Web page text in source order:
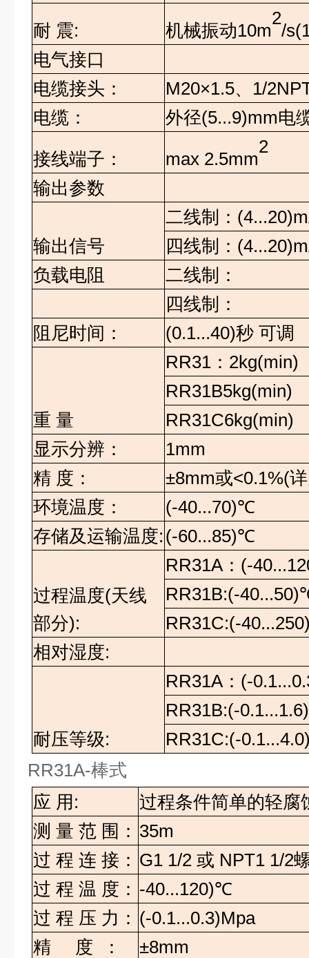
耐 震: 机械振动10m
2
/
电气接口
电缆接头：
M20×1.5、 1/
电缆：
外径(5...9)mm电
接线端子：
max 2.5mm
2
输出参数
输出信号
二线制：
四线制：
负载电阻
二线制：
四线制：
阻尼时间：
(0.1...40)秒 可调
重 量
RR31 ： 2kg(min)
RR31B5kg(min)
RR31C6kg(min)
显示分辨：
1mm
精 度： ±8mm或<0.1%(
环境温度 ：
(-40...70)℃
存储及运输温度: (-60...85)℃
过程温度(天线
部分):
RR31A： (-
RR31B:(-40...50)
RR31C:(-
相对湿度:
耐压等级:
RR31A： (-
RR31B:(-
RR31C:(-
RR31A-棒式
应 用 :
过程条件简单的轻腐
测 量 范 围： 35m
过 程 连 接： G1 1/2或 NPT1 1/2
过 程 温 度： -40...120)℃
过 程 压 力： (-0.1...0.3)Mpa
精
度 ：
±8mm